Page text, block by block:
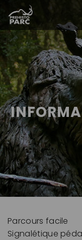
Parcours facile
Signalétique